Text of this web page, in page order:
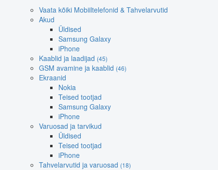
Vaata kõiki Mobiiltelefonid & Tahvelarvutid
Akud
Üldised
Samsung Galaxy
iPhone
Kaablid ja laadijad (45)
GSM avamine ja kaablid (46)
Ekraanid
Nokia
Teised tootjad
Samsung Galaxy
iPhone
Varuosad ja tarvikud
Üldised
Teised tootjad
iPhone
Tahvelarvutid ja varuosad (18)